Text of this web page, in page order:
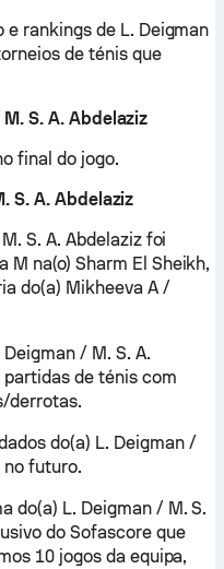
rankings de L. Deigman
de ténis que
S. A. Abdelaziz
final do jogo.
S. A. Abdelaziz
S. A. Abdelaziz foi
M na(o) Sharm El Sheikh,
do(a) Mikheeva A /
/ M. S. A.
de ténis com
derrotas.
do(a) L. Deigman /
no futuro.
do(a) L. Deigman / M. S.
do Sofascore que
10 jogos da equipa,